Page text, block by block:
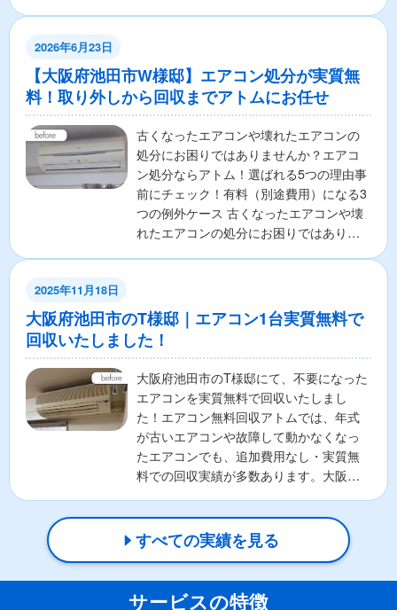
2026年6月23日
【大阪府池田市W様邸】エアコン処分が実質無
料！取り外しから回収までアトムにお任せ
古くなったエアコンや壊れたエアコンの
処分にお困りではありませんか？エアコ
ン処分ならアトム！選ばれる5つの理由事
前にチェック！有料（別途費用）になる3
つの例外ケース 古くなったエアコンや壊
れたエアコンの処分にお困りではありま
2025年11月18日
大阪府池田市のT様邸｜エアコン1台実質無料で
回収いたしました！
大阪府池田市のT様邸にて、不要になった
エアコンを実質無料で回収いたしまし
た！エアコン無料回収アトムでは、年式
が古いエアコンや故障して動かなくなっ
たエアコンでも、追加費用なし・実質無
料での回収実績が多数あります。大阪府
すべての実績を見る
サービスの特徴